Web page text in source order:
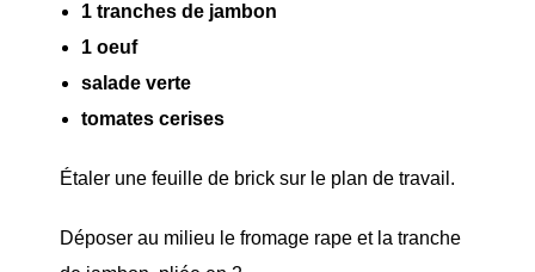
1 tranches de jambon
1 oeuf
salade verte
tomates cerises
Étaler une feuille de brick sur le plan de travail.
Déposer au milieu le fromage rape et la tranche